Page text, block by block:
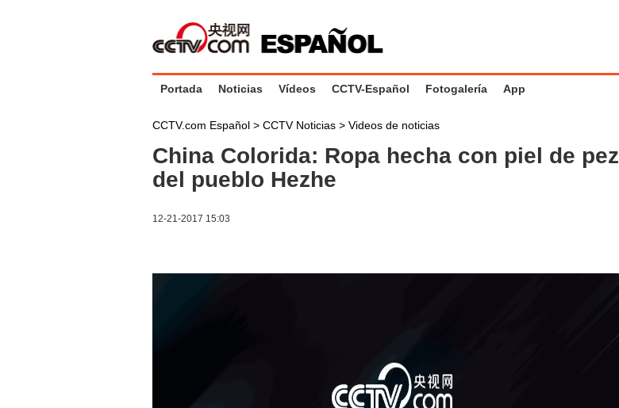
Portada Noticias Vídeos CCTV-Español Fotogalería App
CCTV.com Español > CCTV Noticias > Videos de noticias
China Colorida: Ropa hecha con piel de pez
del pueblo Hezhe
12-21-2017 15:03